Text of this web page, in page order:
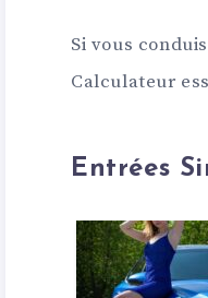
Si vous
Calculateur
Entrées